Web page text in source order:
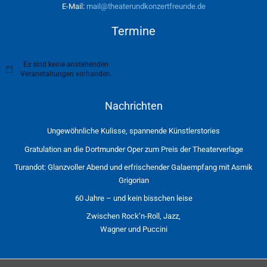
E-Mail: mail@theaterundkonzertfreunde.de
Termine
H
Es sind keine anstehenden
Veranstaltungen vorhanden.
Nachrichten
Ungewöhnliche Kulisse, spannende Künstlerstories
Gratulation an die Dortmunder Oper zum Preis der Theaterverlage
Turandot: Glanzvoller Abend und erfrischender Galaempfang mit Asmik
Grigorian
60 Jahre – und kein bisschen leise
Zwischen Rock’n-Roll, Jazz,
Wagner und Puccini